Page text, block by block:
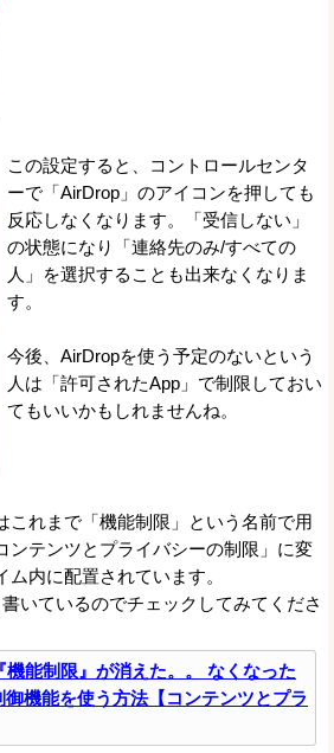
この設定すると、コントロールセンタ
ーで「AirDrop」のアイコンを押しても
反応しなくなります。「受信しない」
の状態になり「連絡先のみ/すべての
人」を選択することも出来なくなりま
す。
今後、AirDropを使う予定のないという
人は「許可されたApp」で制限しておい
てもいいかもしれませんね。
これまで「機能制限」という名前で用
ンテンツとプライバシーの制限」に変
内に配置されています。
いているのでチェックしてみてくださ
機能制限』が消えた。。 なくなった
御機能を使う方法【コンテンツとプラ